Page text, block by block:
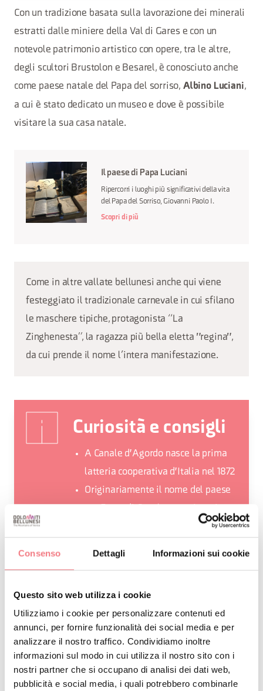
Consenso Dettagli Informazioni sui cookie
Questo sito web utilizza i cookie
Utilizziamo i cookie per personalizzare contenuti ed
annunci, per fornire funzionalità dei social media e per
analizzare il nostro traffico. Condividiamo inoltre
informazioni sul modo in cui utilizza il nostro sito con i
nostri partner che si occupano di analisi dei dati web,
pubblicità e social media, i quali potrebbero combinarle
Con un tradizione basata sulla lavorazione dei minerali
estratti dalle miniere della Val di Gares e con un
notevole patrimonio artistico con opere, tra le altre,
degli scultori Brustolon e Besarel, è conosciuto anche
come paese natale del Papa del sorriso, Albino Luciani,
a cui è stato dedicato un museo e dove è possibile
visitare la sua casa natale.
Il paese di Papa Luciani
Ripercorri i luoghi più significativi della vita
del Papa del Sorriso, Giovanni Paolo I.
Scopri di più
Come in altre vallate bellunesi anche qui viene
festeggiato il tradizionale carnevale in cui sfilano
le maschere tipiche, protagonista “La
Zinghenesta”, la ragazza più bella eletta "regina",
da cui prende il nome l’intera manifestazione.
Curiosità e consigli
A Canale d'Agordo nasce la prima
latteria cooperativa d'Italia nel 1872
Originariamente il nome del paese
l’importanza della lavorazione dei
Gares